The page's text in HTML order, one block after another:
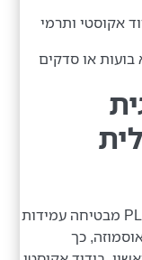
אקוסטי ותרמי
או סדקים
טכנולוגיית האקריל בבריכה אקרילית PL540 מבטיחה עמידות
כך